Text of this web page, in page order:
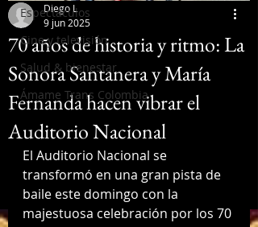
Espectáculos
Cine y televisión
Salud & bienestar
Ámame Trans Colombia
70 años de historia y ritmo: La
Sonora Santanera y María
Fernanda hacen vibrar el
Auditorio Nacional
Diego L
9 jun 2025
El Auditorio Nacional se
transformó en una gran pista de
baile este domingo con la
majestuosa celebración por los 70